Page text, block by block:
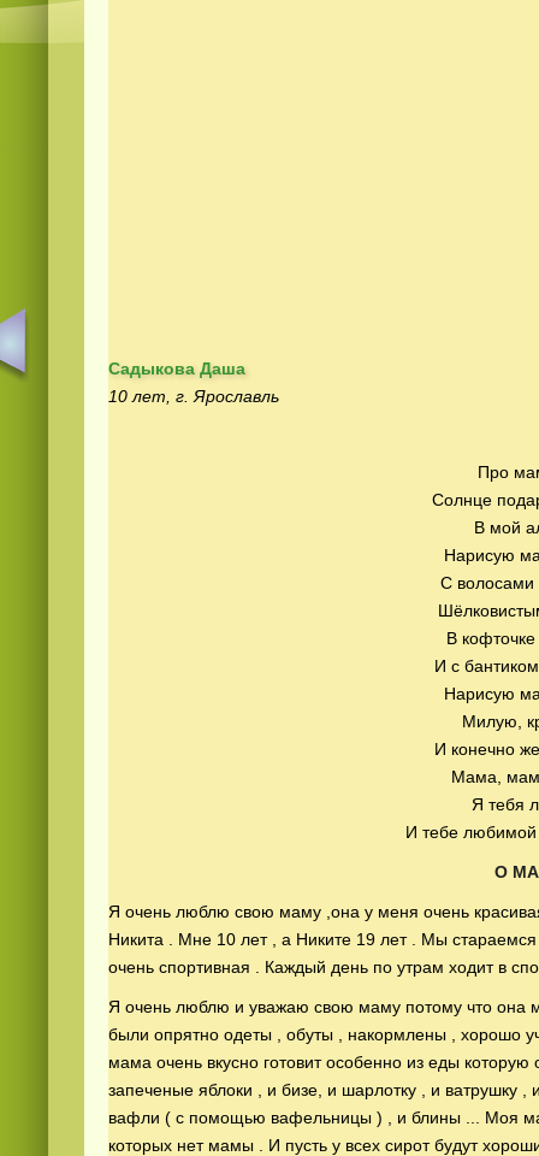
Садыкова Даша
10 лет, г. Ярославль
Про
Солнце
В мой
Нарисую
С волосами
В
И с
Нарисую
Милую,
И конечно
Мама,
Я тебя
И тебе любимой
О
Я очень люблю свою маму ,она у меня очень
Никита . Мне 10 лет , а Никите 19 лет . Мы
очень спортивная . Каждый день по утрам ходит в
Я очень люблю и уважаю свою маму потому что она
были опрятно одеты , обуты , накормлены , хорошо
мама очень вкусно готовит особенно из еды
запеченые яблоки , и бизе, и шарлотку , и ватрушку
вафли ( с помощью вафельницы ) , и блины ... Моя
которых нет мамы . И пусть у всех сирот будут